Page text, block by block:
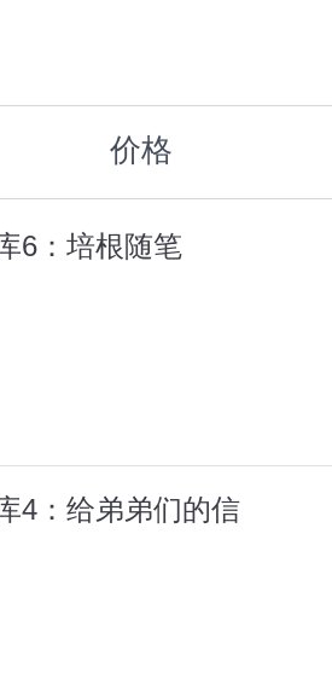
价格
6：培根随笔
4：给弟弟们的信